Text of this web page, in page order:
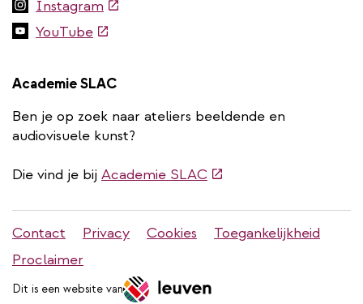
Instagram (externe
link)
YouTube(externe
Academie SLAC
Ben je op zoek naar ateliers beeldende en
audiovisuele kunst?
Die vind je bij Academie SLAC(externe
Stadleuven
footer
menu
Contact Privacy Cookies
Toegankelijkheid
Proclaimer
Dit is een website van